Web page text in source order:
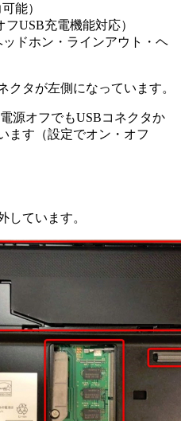
能）
USB充電機能対応）
ドホン・ラインアウト・ヘ
クタが左側になっています。
源オフでもUSBコネクタか
ます（設定でオン・オフ
しています。